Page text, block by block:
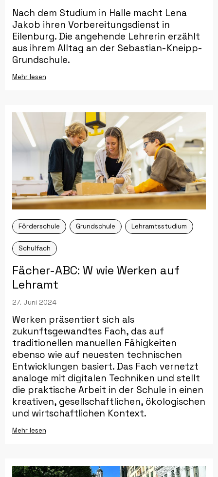
Nach dem Studium in Halle macht Lena
Jakob ihren Vorbereitungsdienst in
Eilenburg. Die angehende Lehrerin erzählt
aus ihrem Alltag an der Sebastian-Kneipp-
Grundschule.
Mehr lesen
Förderschule Grundschule Lehramtsstudium
Schulfach
Fächer-ABC: W wie Werken auf
Lehramt
27. Juni 2024
Werken präsentiert sich als
zukunftsgewandtes Fach, das auf
traditionellen manuellen Fähigkeiten
ebenso wie auf neuesten technischen
Entwicklungen basiert. Das Fach vernetzt
analoge mit digitalen Techniken und stellt
die praktische Arbeit in der Schule in einen
kreativen, gesellschaftlichen, ökologischen
und wirtschaftlichen Kontext.
Mehr lesen